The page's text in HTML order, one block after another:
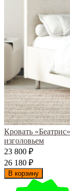
Кровать
изголовьем
23 800 ₽
26 180 ₽
В корзину